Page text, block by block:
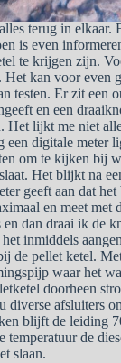
terug in elkaar.
is even
te krijgen zijn.
Het kan voor even
testen. Er zit een
en een
Het lijkt me niet
een digitale meter
om te kijken bij
Het blijkt na
geeft aan dat
en meet met
dan draai ik de
inmiddels
de pellet ketel.
waar het
doorheen
diverse afsluiters
blijft de leiding
temperatuur de
slaan.